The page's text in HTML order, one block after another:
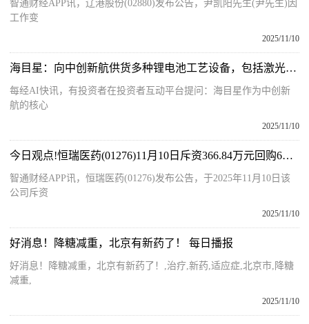
智通财经APP讯，辽港股份(02880)发布公告，尹凯阳先生(尹先生)因
工作变
2025/11/10
海目星：向中创新航供货多种锂电池工艺设备，包括激光模切机、电芯装配线、干燥线、切卷一体机等-每日热门
每经AI快讯，有投资者在投资者互动平台提问：海目星作为中创新
航的核心
2025/11/10
今日观点!恒瑞医药(01276)11月10日斥资366.84万元回购6万股A股
智通财经APP讯，恒瑞医药(01276)发布公告，于2025年11月10日该
公司斥资
2025/11/10
好消息！降糖减重，北京有新药了！ 每日播报
好消息！降糖减重，北京有新药了！,治疗,新药,适应症,北京市,降糖
减重,
2025/11/10